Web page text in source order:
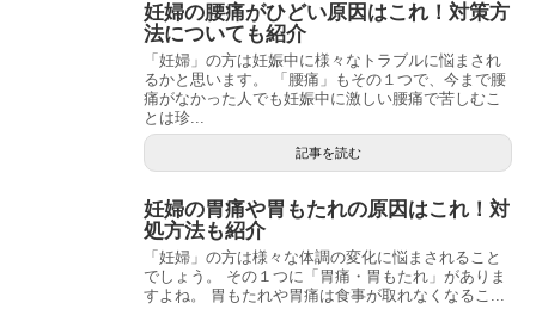
妊婦の腰痛がひどい原因はこれ！対策方
法についても紹介
「妊婦」の方は妊娠中に様々なトラブルに悩まされ
るかと思います。 「腰痛」もその１つで、今まで腰
痛がなかった人でも妊娠中に激しい腰痛で苦しむこ
とは珍...
記事を読む
妊婦の胃痛や胃もたれの原因はこれ！対
処方法も紹介
「妊婦」の方は様々な体調の変化に悩まされること
でしょう。 その１つに「胃痛・胃もたれ」がありま
すよね。 胃もたれや胃痛は食事が取れなくなるこ...